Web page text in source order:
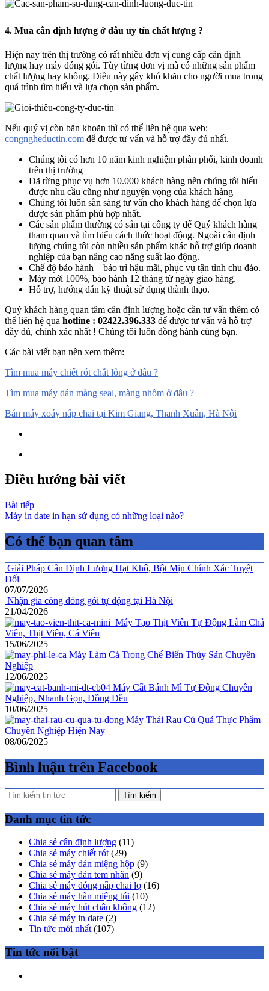
4. Mua cân định lượng ở đâu uy tín chất lượng ?
Hiện nay trên thị trường có rất nhiều đơn vị cung cấp cân định
lượng hay máy đóng gói. Tùy từng đơn vị mà có những sản phẩm
chất lượng hay không. Điều này gây khó khăn cho người mua trong
quá trình tìm hiểu và lựa chọn sản phẩm.
Nếu quý vị còn băn khoăn thì có thể liên hệ qua web:
congngheductin.com để được tư vấn và hỗ trợ đầy đủ nhất.
Chúng tôi có hơn 10 năm kinh nghiệm phân phối, kinh doanh
trên thị trường
Đã từng phục vụ hơn 10.000 khách hàng nên chúng tôi hiểu
được nhu cầu cũng như nguyện vọng của khách hàng
Chúng tôi luôn sẵn sàng tư vấn cho khách hàng để chọn lựa
được sản phẩm phù hợp nhất.
Các sản phẩm thường có sẵn tại công ty để Quý khách hàng
tham quan và tìm hiểu cách thức hoạt động. Ngoài cân định
lượng chúng tôi còn nhiều sản phẩm khác hỗ trợ giúp doanh
nghiệp của bạn nâng cao năng suất lao động.
Chế độ bảo hành – bảo trì hậu mãi, phục vụ tận tình chu đáo.
Máy mới 100%, bảo hành 12 tháng từ ngày giao hàng.
Hỗ trợ, hướng dẫn kỹ thuật sử dụng thành thạo.
Quý khách hàng quan tâm cân định lượng hoặc cần tư vấn thêm có
thể liên hệ qua hotline : 02422.396.333 để được tư vấn và hỗ trợ
đầy đủ, chính xác nhất ! Chúng tôi luôn đồng hành cùng bạn.
Các bài viết bạn nên xem thêm:
Tìm mua máy chiết rót chất lỏng ở đâu ?
Tìm mua máy dán màng seal, màng nhôm ở đâu ?
Bán máy xoáy nắp chai tại Kim Giang, Thanh Xuân, Hà Nội
Điều hướng bài viết
Bài tiếp
Máy in date in hạn sử dụng có những loại nào?
Có thể bạn quan tâm
Giải Pháp Cân Định Lượng Hạt Khô, Bột Mịn Chính Xác Tuyệt
Đối
07/07/2026
Nhận gia công đóng gói tự động tại Hà Nội
21/04/2026
Máy Tạo Thịt Viên Tự Động Làm Chả
Viên, Thịt Viên, Cá Viên
15/06/2025
Máy Làm Cá Trong Chế Biến Thủy Sản Chuyên
Nghiệp
12/06/2025
Máy Cắt Bánh Mì Tự Động Chuyên
Nghiệp, Nhanh Gọn, Đồng Đều
10/06/2025
Máy Thái Rau Củ Quả Thực Phẩm
Chuyên Nghiệp Hiện Nay
08/06/2025
Bình luận trên Facebook
Tìm kiếm
Danh mục tin tức
Chia sẻ cân định lượng (11)
Chia sẻ máy chiết rót(29)
Chia sẻ máy dán miệng hộp (9)
Chia sẻ máy dán tem nhãn (9)
Chia sẻ máy đóng nắp chai lọ (16)
Chia sẻ máy hàn miệng túi (10)
Chia sẻ máy hút chân không (12)
Chia sẻ máy in date (2)
Tin tức mới nhất(107)
Tin tức nổi bật